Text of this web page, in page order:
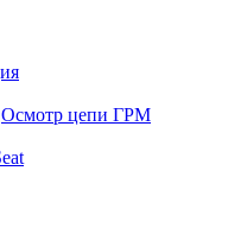
Осмотр цепи ГРМ